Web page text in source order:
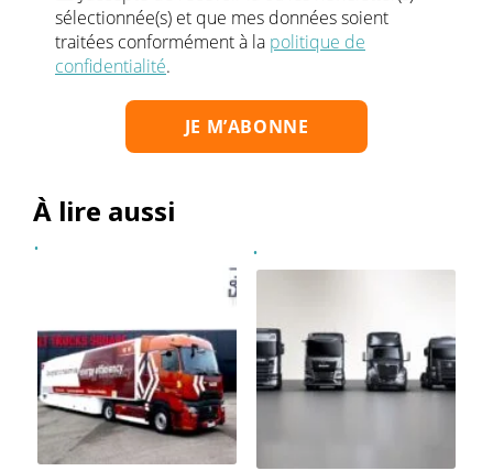
sélectionnée(s) et que mes données soient
traitées conformément à la politique de
confidentialité.
À lire aussi